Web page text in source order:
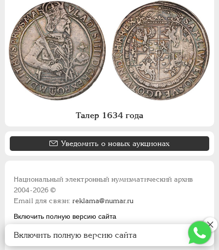
Талер 1634 года
Уведомить о новых аукционах
Национальный электронный нумизматический архив
2004-2026 ©
Email для связи:reklama@numar.ru
Включить полную версию сайта
Включить полную версию сайта